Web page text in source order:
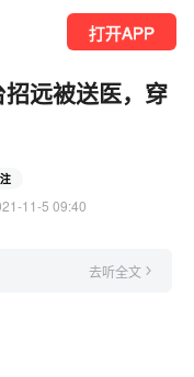
打开APP
远被送医，穿
11-5 09:40
去听全文